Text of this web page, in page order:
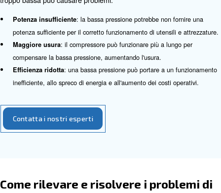
compressore d'aria
Alta pressione
Il funzionamento di un compressore d'aria a una
eccessivamente alta può causare diversi problemi:
Efficienza ridotta: l'alta pressione può far funzionare il
del necessario, sprecando energia e riducendo l'efficienza.
funzionare in modo ottimale a pressioni più elevate,